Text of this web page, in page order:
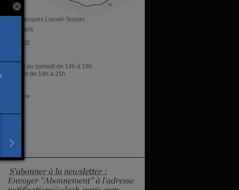
36, rue Jacques Louvel-Tessier
75010 Paris
Site officiel
Du mardi au samedi de 14h à 19h
Les jeudis de 14h à 21h
Accès libre